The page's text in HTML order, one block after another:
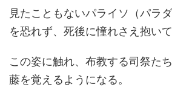
見たこともないパライソ（パラ
を恐れず、死後に憧れさえ抱いて
この姿に触れ、布教する司祭た
藤を覚えるようになる。